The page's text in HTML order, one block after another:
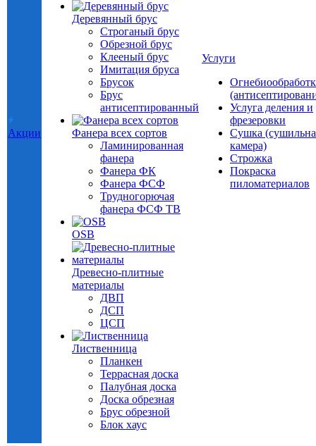
Акции
Деревянный брус
Строганый брус
Обрезной брус
Клееный брус
Имитация бруса
Брусок
Брус
антисептированный
Фанера всех сортов
Ламинированная
фанера
Фанера ФК
Фанера ФСФ
Трудногорючая
фанера ФСФ ТВ
OSB
Древесно-плитные
материалы
ДВП
ДСП
ЦСП
Лиственница
Планкен
Террасная доска
Палубная доска
Доска обрезная
Брус обрезной
Блок хаус
Услуги
Услуга деления и
фрезеровки
Сушка
камера)
Строжка
Покраска
пиломатериалов